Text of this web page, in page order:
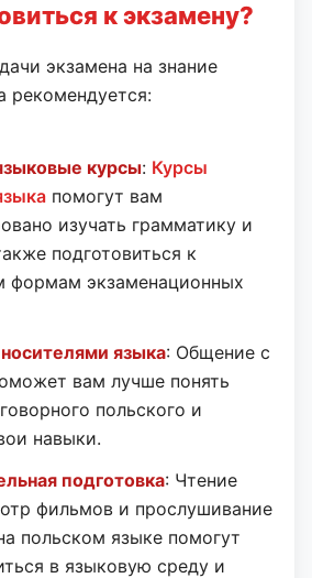
к экзамену?
экзамена на знание
рекомендуется:
курсы: Курсы
помогут вам
изучать грамматику и
подготовиться к
формам экзаменационных
языка: Общение с
вам лучше понять
польского и
навыки.
подготовка: Чтение
фильмов и прослушивание
польском языке помогут
в языковую среду и